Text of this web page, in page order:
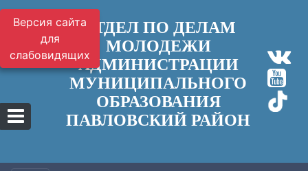
Версия сайта
для
слабовидящих
ОТДЕЛ ПО ДЕЛАМ
МОЛОДЕЖИ
АДМИНИСТРАЦИИ
МУНИЦИПАЛЬНОГО
ОБРАЗОВАНИЯ
ПАВЛОВСКИЙ РАЙОН